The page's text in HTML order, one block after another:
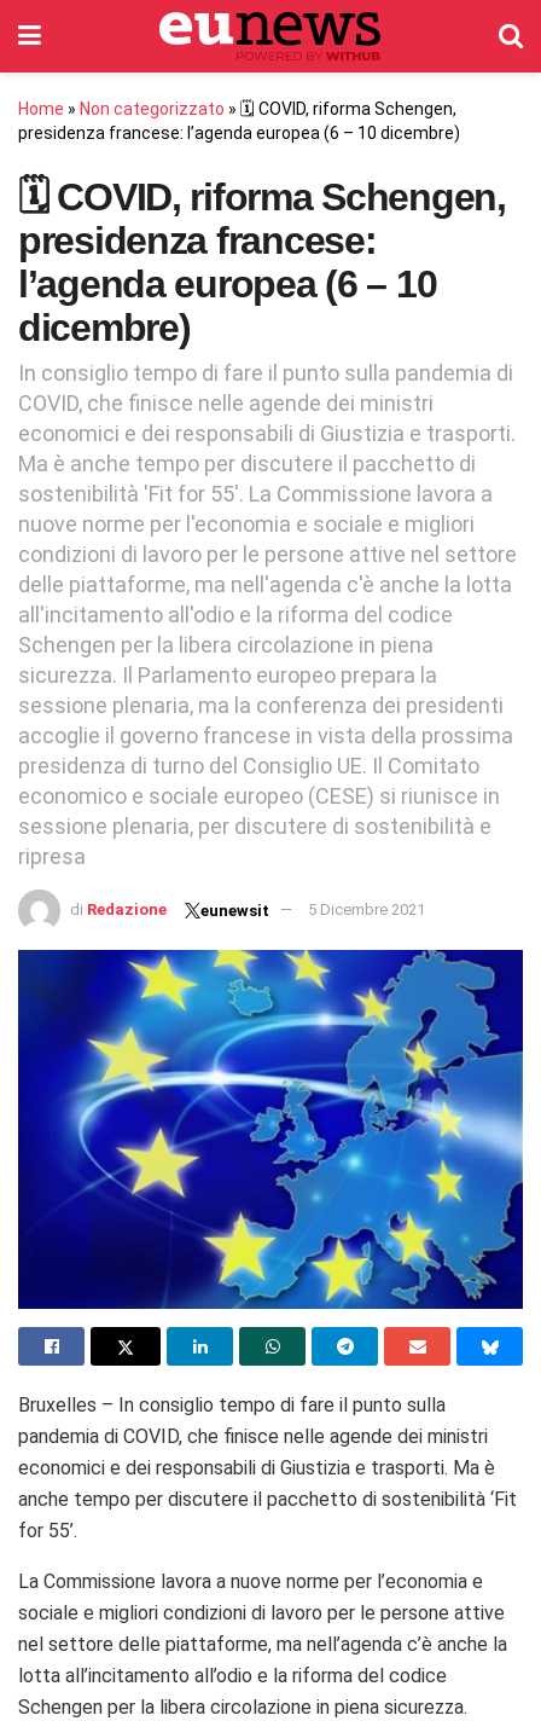
Home » Non categorizzato » 🗓️ COVID, riforma Schengen,
presidenza francese: l’agenda europea (6 – 10 dicembre)
🗓️ COVID, riforma Schengen,
presidenza francese:
l’agenda europea (6 – 10
dicembre)
In consiglio tempo di fare il punto sulla pandemia di
COVID, che finisce nelle agende dei ministri
economici e dei responsabili di Giustizia e trasporti.
Ma è anche tempo per discutere il pacchetto di
sostenibilità 'Fit for 55'. La Commissione lavora a
nuove norme per l'economia e sociale e migliori
condizioni di lavoro per le persone attive nel settore
delle piattaforme, ma nell'agenda c'è anche la lotta
all'incitamento all'odio e la riforma del codice
Schengen per la libera circolazione in piena
sicurezza. Il Parlamento europeo prepara la
sessione plenaria, ma la conferenza dei presidenti
accoglie il governo francese in vista della prossima
presidenza di turno del Consiglio UE. Il Comitato
economico e sociale europeo (CESE) si riunisce in
sessione plenaria, per discutere di sostenibilità e
ripresa
di Redazione eunewsit 5 Dicembre 2021
Bruxelles – In consiglio tempo di fare il punto sulla
pandemia di COVID, che finisce nelle agende dei ministri
economici e dei responsabili di Giustizia e trasporti. Ma è
anche tempo per discutere il pacchetto di sostenibilità ‘Fit
for 55’.
La Commissione lavora a nuove norme per l’economia e
sociale e migliori condizioni di lavoro per le persone attive
nel settore delle piattaforme, ma nell’agenda c’è anche la
lotta all’incitamento all’odio e la riforma del codice
Schengen per la libera circolazione in piena sicurezza.